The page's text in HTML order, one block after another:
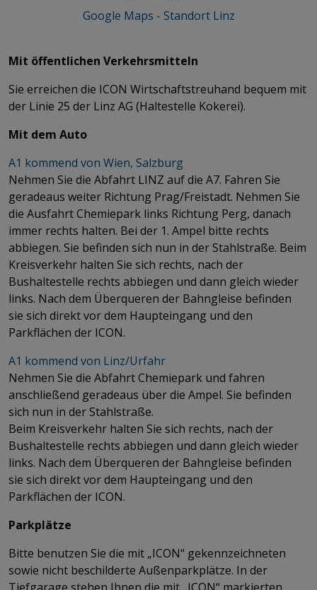
Google Maps - Standort Linz
Mit öffentlichen Verkehrsmitteln
​​​​​​​​​​​​​Sie erreichen die ICON Wirtschaftstreuhand bequem mit
der Linie 25 der Linz AG (Haltestelle Kokerei).
Mit dem Auto
A1 kommend von Wien, Salzburg
Nehmen Sie die Abfahrt LINZ auf die A7. Fahren Sie
geradeaus weiter Richtung Prag/Freistadt. Nehmen Sie
die Ausfahrt Chemiepark links Richtung Perg, danach
immer rechts halten. Bei der 1. Ampel bitte rechts
abbiegen. Sie befinden sich nun in der Stahlstraße. Beim
Kreisverkehr halten Sie sich rechts, nach der
Bushaltestelle rechts abbiegen und dann gleich wieder
links. Nach dem Überqueren der Bahngleise befinden
sie sich direkt vor dem Haupteingang und den
Parkflächen der ICON.
A1 kommend von Linz/Urfahr
​​​​​​​Nehmen Sie die Abfahrt Chemiepark und fahren
anschließend geradeaus über die Ampel. Sie befinden
sich nun in der Stahlstraße.
​​​​​​​Beim Kreisverkehr halten Sie sich rechts, nach der
Bushaltestelle rechts abbiegen und dann gleich wieder
links. Nach dem Überqueren der Bahngleise befinden
sie sich direkt vor dem Haupteingang und den
Parkflächen der ICON.
Parkplätze
Bitte benutzen Sie die mit „ICON“ gekennzeichneten
sowie nicht beschilderte Außenparkplätze. In der